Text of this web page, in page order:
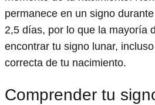
permanece en un signo
2,5 días, por lo que la mayoría
encontrar tu signo lunar,
correcta de tu nacimiento.
Comprender tu